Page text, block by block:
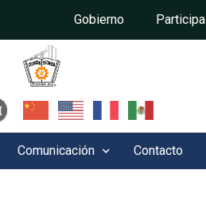
Gobierno Participa
Comunicación Contacto